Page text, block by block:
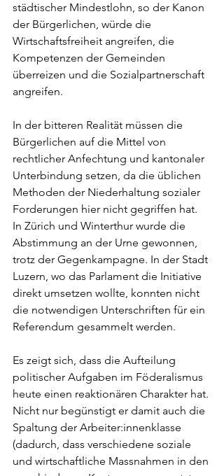
städtischer Mindestlohn, so der Kanon
der Bürgerlichen, würde die
Wirtschaftsfreiheit angreifen, die
Kompetenzen der Gemeinden
überreizen und die Sozialpartnerschaft
angreifen.
In der bitteren Realität müssen die
Bürgerlichen auf die Mittel von
rechtlicher Anfechtung und kantonaler
Unterbindung setzen, da die üblichen
Methoden der Niederhaltung sozialer
Forderungen hier nicht gegriffen hat.
In Zürich und Winterthur wurde die
Abstimmung an der Urne gewonnen,
trotz der Gegenkampagne. In der Stadt
Luzern, wo das Parlament die Initiative
direkt umsetzen wollte, konnten nicht
die notwendigen Unterschriften für ein
Referendum gesammelt werden.
Es zeigt sich, dass die Aufteilung
politischer Aufgaben im Föderalismus
heute einen reaktionären Charakter hat.
Nicht nur begünstigt er damit auch die
Spaltung der Arbeiter:innenklasse
(dadurch, dass verschiedene soziale
und wirtschaftliche Massnahmen in den